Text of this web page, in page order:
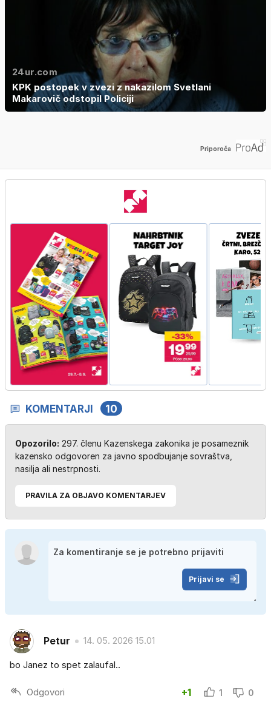
24ur.com
KPK postopek v zvezi z nakazilom Svetlani
Makarovič odstopil Policiji
Priporoča
KOMENTARJI 10
Opozorilo: 297. členu Kazenskega zakonika je posameznik
kazensko odgovoren za javno spodbujanje sovraštva,
nasilja ali nestrpnosti.
PRAVILA ZA OBJAVO KOMENTARJEV
Prijavi se
Petur 14. 05. 2026 15.01
bo Janez to spet zalaufal..
Odgovori +1 1 0